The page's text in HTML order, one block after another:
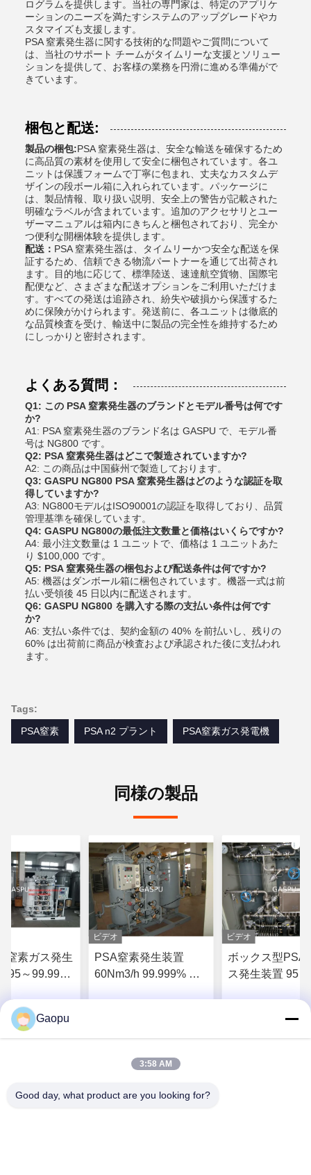
ログラムを提供します。当社の専門家は、特定のアプリケ
ーションのニーズを満たすシステムのアップグレードやカ
スタマイズも支援します。
PSA 窒素発生器に関する技術的な問題やご質問について
は、当社のサポート チームがタイムリーな支援とソリュー
ションを提供して、お客様の業務を円滑に進める準備がで
きています。
梱包と配送:
製品の梱包:PSA 窒素発生器は、安全な輸送を確保するため
に高品質の素材を使用して安全に梱包されています。各ユ
ニットは保護フォームで丁寧に包まれ、丈夫なカスタムデ
ザインの段ボール箱に入れられています。パッケージに
は、製品情報、取り扱い説明、安全上の警告が記載された
明確なラベルが含まれています。追加のアクセサリとユー
ザーマニュアルは箱内にきちんと梱包されており、完全か
つ便利な開梱体験を提供します。
配送： PSA 窒素発生器は、タイムリーかつ安全な配送を保
証するため、信頼できる物流パートナーを通じて出荷され
ます。目的地に応じて、標準陸送、速達航空貨物、国際宅
配便など、さまざまな配送オプションをご利用いただけま
す。すべての発送は追跡され、紛失や破損から保護するた
めに保険がかけられます。発送前に、各ユニットは徹底的
な品質検査を受け、輸送中に製品の完全性を維持するため
にしっかりと密封されます。
よくある質問：
Q1: この PSA 窒素発生器のブランドとモデル番号は何です
か?
A1: PSA 窒素発生器のブランド名は GASPU で、モデル番
号は NG800 です。
Q2: PSA 窒素発生器はどこで製造されていますか?
A2: この商品は中国蘇州で製造しております。
Q3: GASPU NG800 PSA 窒素発生器はどのような認証を取
得していますか?
A3: NG800モデルはISO90001の認証を取得しており、品質
管理基準を確保しています。
Q4: GASPU NG800の最低注文数量と価格はいくらですか?
A4: 最小注文数量は 1 ユニットで、価格は 1 ユニットあた
り $100,000 です。
Q5: PSA 窒素発生器の梱包および配送条件は何ですか?
A5: 機器はダンボール箱に梱包されています。機器一式は前
払い受領後 45 日以内に配送されます。
Q6: GASPU NG800 を購入する際の支払い条件は何です
か?
A6: 支払い条件では、契約金額の 40% を前払いし、残りの
60% は出荷前に商品が検査および承認された後に支払われ
ます。
Tags:
PSA窒素
PSA n2 プラント PSA窒素ガス発電機
同様の製品
窒素ガス発生
95～99.99%
の 価格 を 入手
ビデオ
PSA窒素発生装置
60Nm3/h 99.999% 純
する
ビデオ
ボックス型PSA
ス発生装置 95～
最高 の 価
Gaopu
3:58 AM
Good day, what product are you looking for?